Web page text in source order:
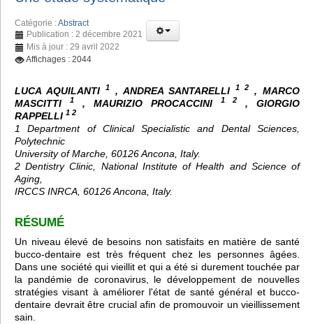
Catégorie :Abstract
Publication : 2 décembre 2021
Mis à jour : 29 avril 2022
Affichages : 2044
LUCA AQUILANTI 1, ANDREA SANTARELLI1 2
, MARCO
MASCITTI
1 , MAURIZIO PROCACCINI 1 2
, GIORGIO
RAPPELLI 1 2
1 Department of Clinical Specialistic and Dental Sciences,
Polytechnic
University of Marche, 60126 Ancona, Italy.
2 Dentistry Clinic, National Institute of Health and Science of
Aging,
IRCCS INRCA, 60126 Ancona, Italy.
RÉSUMÉ
Un niveau élevé de besoins non satisfaits en matière de santé
bucco-dentaire est très fréquent chez les personnes âgées.
Dans une société qui vieillit et qui a été si durement touchée par
la pandémie de coronavirus, le développement de nouvelles
stratégies visant à améliorer l'état de santé général et bucco-
dentaire devrait être crucial afin de promouvoir un vieillissement
sain.